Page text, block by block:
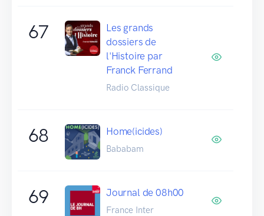
67
Les grands
dossiers de
l'Histoire par
Franck Ferrand
Radio Classique
68 Home(icides)
Bababam
69 Journal de 08h00
France Inter